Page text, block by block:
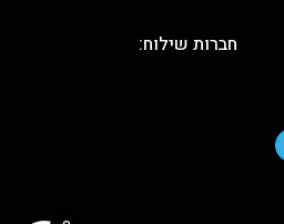
חברות שילוח: